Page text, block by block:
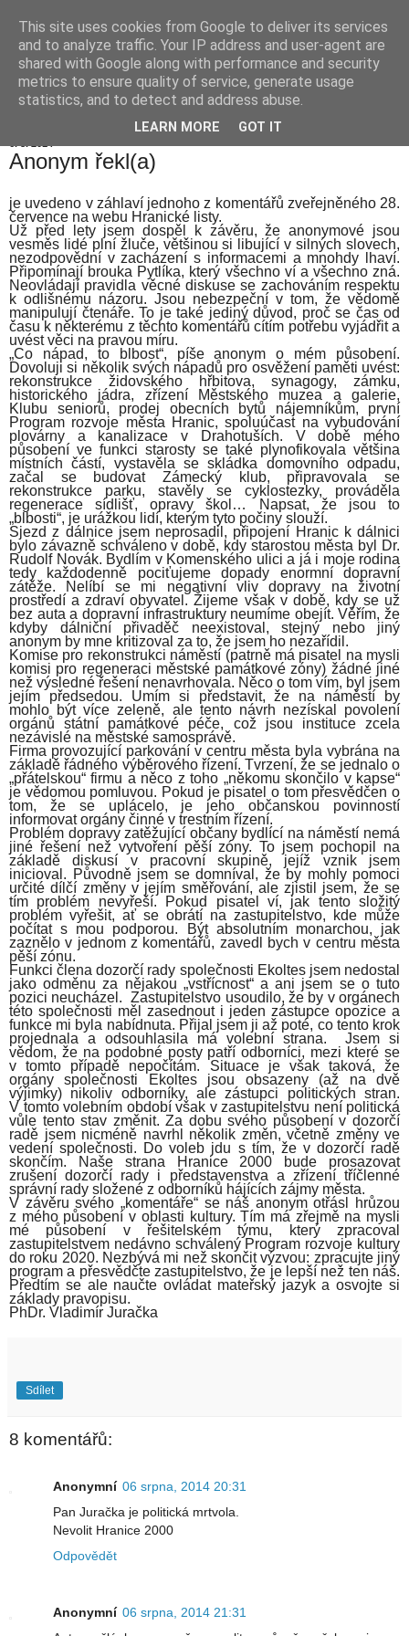
Hranické listy
Anonym řekl(a)
je uvedeno v záhlaví jednoho z komentářů zveřejněného 28.
července na webu Hranické listy.
Už před lety jsem dospěl k závěru, že anonymové jsou
vesměs lidé plní žluče, většinou si libující v silných slovech,
nezodpovědní v zacházení s informacemi a mnohdy lhaví.
Připomínají brouka Pytlíka, který všechno ví a všechno zná.
Neovládají pravidla věcné diskuse se zachováním respektu
k odlišnému názoru. Jsou nebezpeční v tom, že vědomě
manipulují čtenáře. To je také jediný důvod, proč se čas od
času k některému z těchto komentářů cítím potřebu vyjádřit a
uvést věci na pravou míru.
„Co nápad, to blbost“, píše anonym o mém působení.
Dovoluji si několik svých nápadů pro osvěžení paměti uvést:
rekonstrukce židovského hřbitova, synagogy, zámku,
historického jádra, zřízení Městského muzea a galerie,
Klubu seniorů, prodej obecních bytů nájemníkům, první
Program rozvoje města Hranic, spoluúčast na vybudování
plovárny a kanalizace v Drahotuších. V době mého
působení ve funkci starosty se také plynofikovala většina
místních částí, vystavěla se skládka domovního odpadu,
začal se budovat Zámecký klub, připravovala se
rekonstrukce parku, stavěly se cyklostezky, prováděla
regenerace sídlišť, opravy škol… Napsat, že jsou to
„blbosti“, je urážkou lidí, kterým tyto počiny slouží.
Sjezd z dálnice jsem neprosadil, připojení Hranic k dálnici
bylo závazně schváleno v době, kdy starostou města byl Dr.
Rudolf Novák. Bydlím v Komenského ulici a já i moje rodina
tedy každodenně pociťujeme dopady enormní dopravní
zátěže. Nelíbí se mi negativní vliv dopravy na životní
prostředí a zdraví obyvatel. Žijeme však v době, kdy se už
bez auta a dopravní infrastruktury neumíme obejít. Věřím, že
kdyby dálniční přivaděč neexistoval, stejný nebo jiný
anonym by mne kritizoval za to, že jsem ho nezařídil.
Komise pro rekonstrukci náměstí (patrně má pisatel na mysli
komisi pro regeneraci městské památkové zóny) žádné jiné
než výsledné řešení nenavrhovala. Něco o tom vím, byl jsem
jejím předsedou. Umím si představit, že na náměstí by
mohlo být více zeleně, ale tento návrh nezískal povolení
orgánů státní památkové péče, což jsou instituce zcela
nezávislé na městské samosprávě.
Firma provozující parkování v centru města byla vybrána na
základě řádného výběrového řízení. Tvrzení, že se jednalo o
„přátelskou“ firmu a něco z toho „někomu skončilo v kapse“
je vědomou pomluvou. Pokud je pisatel o tom přesvědčen o
tom, že se uplácelo, je jeho občanskou povinností
informovat orgány činné v trestním řízení.
Problém dopravy zatěžující občany bydlící na náměstí nemá
jiné řešení než vytvoření pěší zóny. To jsem pochopil na
základě diskusí v pracovní skupině, jejíž vznik jsem
inicioval. Původně jsem se domníval, že by mohly pomoci
určité dílčí změny v jejím směřování, ale zjistil jsem, že se
tím problém nevyřeší. Pokud pisatel ví, jak tento složitý
problém vyřešit, ať se obrátí na zastupitelstvo, kde může
počítat s mou podporou. Být absolutním monarchou, jak
zaznělo v jednom z komentářů, zavedl bych v centru města
pěší zónu.
Funkci člena dozorčí rady společnosti Ekoltes jsem nedostal
jako odměnu za nějakou „vstřícnost“ a ani jsem se o tuto
pozici neucházel. Zastupitelstvo usoudilo, že by v orgánech
této společnosti měl zasednout i jeden zástupce opozice a
funkce mi byla nabídnuta. Přijal jsem ji až poté, co tento krok
projednala a odsouhlasila má volební strana. Jsem si
vědom, že na podobné posty patří odborníci, mezi které se
v tomto případě nepočítám. Situace je však taková, že
orgány společnosti Ekoltes jsou obsazeny (až na dvě
výjimky) nikoliv odborníky, ale zástupci politických stran.
V tomto volebním období však v zastupitelstvu není politická
vůle tento stav změnit. Za dobu svého působení v dozorčí
radě jsem nicméně navrhl několik změn, včetně změny ve
vedení společnosti. Do voleb jdu s tím, že v dozorčí radě
skončím. Naše strana Hranice 2000 bude prosazovat
zrušení dozorčí rady i představenstva a zřízení tříčlenné
správní rady složené z odborníků hájících zájmy města.
V závěru svého „komentáře“ se náš anonym otřásl hrůzou
z mého působení v oblasti kultury. Tím má zřejmě na mysli
mé působení v řešitelském týmu, který zpracoval
zastupitelstvem nedávno schválený Program rozvoje kultury
do roku 2020. Nezbývá mi než skončit výzvou: zpracujte jiný
program a přesvědčte zastupitelstvo, že je lepší než ten náš.
Předtím se ale naučte ovládat mateřský jazyk a osvojte si
základy pravopisu.
PhDr. Vladimír Juračka
Sdílet
8 komentářů:
Anonymní 06 srpna, 2014 20:31
Pan Juračka je politická mrtvola.
Nevolit Hranice 2000
Odpovědět
Anonymní 06 srpna, 2014 21:31
This site uses cookies from Google to deliver its services
and to analyze traffic. Your IP address and user-agent are
shared with Google along with performance and security
metrics to ensure quality of service, generate usage
statistics, and to detect and address abuse.
LEARN MORE GOT IT